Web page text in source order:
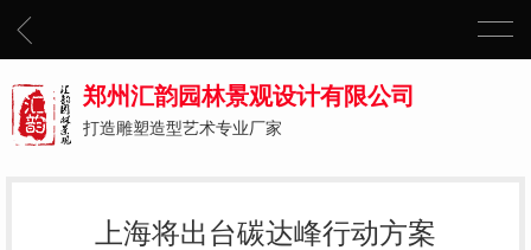
郑州汇韵园林景观设计有限公司
打造雕塑造型艺术专业厂家
上海将出台碳达峰行动方案